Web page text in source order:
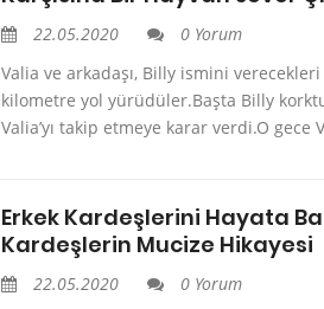
22.05.2020
0 Yorum
Valia ve arkadaşı, Billy ismini
kilometre yol yürüdüler.Başta Billy
Valia’yı takip etmeye karar verdi.O
Erkek Kardeşlerini Hayata
Kardeşlerin Mucize Hikayesi
22.05.2020
0 Yorum